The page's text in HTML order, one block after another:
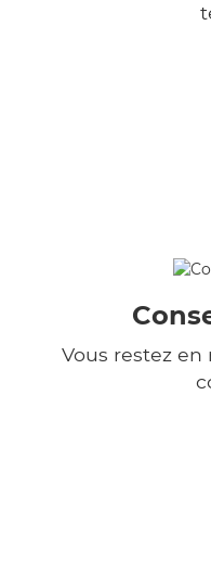
Vous restez